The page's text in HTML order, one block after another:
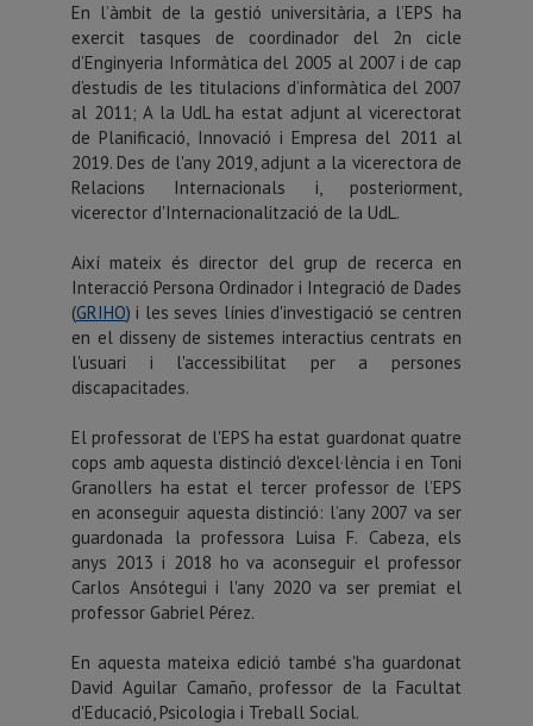
En l’àmbit de la gestió universitària, a l’EPS ha
exercit tasques de coordinador del 2n cicle
d’Enginyeria Informàtica del 2005 al 2007 i de cap
d’estudis de les titulacions d’informàtica del 2007
al 2011; A la UdL ha estat adjunt al vicerectorat
de Planificació, Innovació i Empresa del 2011 al
2019. Des de l'any 2019, adjunt a la vicerectora de
Relacions Internacionals i, posteriorment,
vicerector d'Internacionalització de la UdL.
Així mateix és director del grup de recerca en
Interacció Persona Ordinador i Integració de Dades
(GRIHO) i les seves línies d'investigació se centren
en el disseny de sistemes interactius centrats en
l'usuari i l'accessibilitat per a persones
discapacitades.
El professorat de l'EPS ha estat guardonat quatre
cops amb aquesta distinció d'excel·lència i en Toni
Granollers ha estat el tercer professor de l’EPS
en aconseguir aquesta distinció: l’any 2007 va ser
guardonada la professora Luisa F. Cabeza, els
anys 2013 i 2018 ho va aconseguir el professor
Carlos Ansótegui i l'any 2020 va ser premiat el
professor Gabriel Pérez.
En aquesta mateixa edició també s'ha guardonat
David Aguilar Camaño, professor de la Facultat
d'Educació, Psicologia i Treball Social.